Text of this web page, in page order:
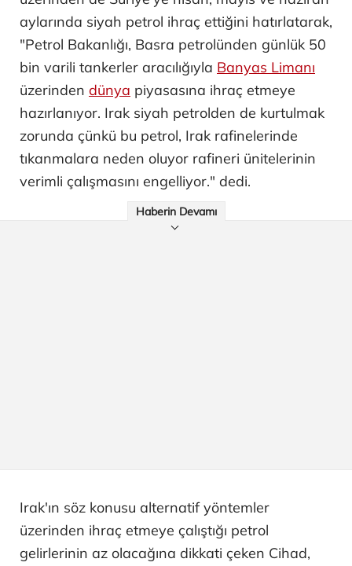
aylarında siyah petrol ihraç ettiğini hatırlatarak,
"Petrol Bakanlığı, Basra petrolünden günlük 50
bin varili tankerler aracılığıyla Banyas Limanı
üzerinden dünya piyasasına ihraç etmeye
hazırlanıyor. Irak siyah petrolden de kurtulmak
zorunda çünkü bu petrol, Irak rafinelerinde
tıkanmalara neden oluyor rafineri ünitelerinin
verimli çalışmasını engelliyor." dedi.
Haberin Devamı
Irak'ın söz konusu alternatif yöntemler
üzerinden ihraç etmeye çalıştığı petrol
gelirlerinin az olacağına dikkati çeken Cihad,